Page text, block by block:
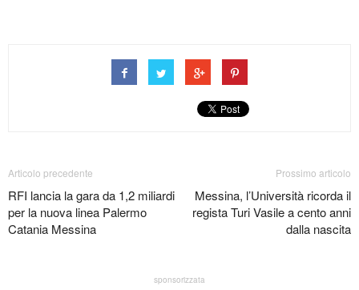
Articolo precedente
RFI lancia la gara da 1,2 miliardi
per la nuova linea Palermo
Catania Messina
Prossimo articolo
Messina, l’Università ricorda il
regista Turi Vasile a cento anni
dalla nascita
sponsorizzata